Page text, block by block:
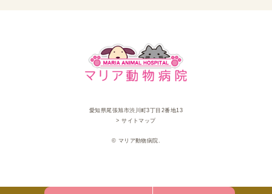
愛知県尾張旭市渋川町3丁目2番地13
> サイトマップ
© マリア動物病院.